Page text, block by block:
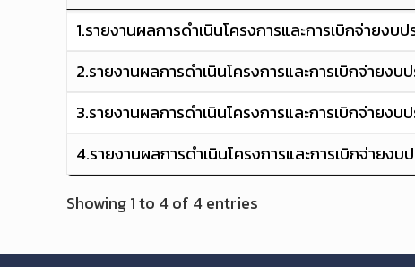
1.รายงานผลการดำเนินโครงการและการเบิกจ่ายง
2.รายงานผลการดำเนินโครงการและการเบิกจ่าย
3.รายงานผลการดำเนินโครงการและการเบิกจ่าย
4.รายงานผลการดำเนินโครงการและการเบิกจ่าย
Showing 1 to 4 of 4 entries